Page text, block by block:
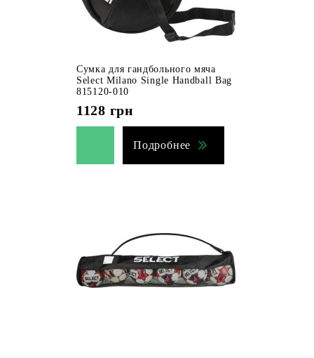
Сумка для гандбольного мяча
Select Milano Single Handball Bag
815120-010
1128 грн
Подробнее